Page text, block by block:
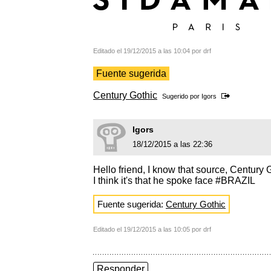
Editado el 19/12/2015 a las 10:04 por drf
Fuente sugerida
Century Gothic Sugerido por Igors
Igors
18/12/2015 a las 22:36
Hello friend, I know that source, Century
I think it's that he spoke face #BRAZIL
Fuente sugerida: Century Gothic
Editado el 19/12/2015 a las 10:05 por drf